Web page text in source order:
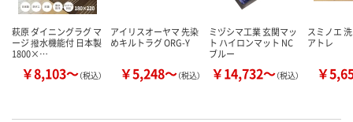
萩原 ダイニングラグ マ
ージ 撥水機能付 日本製
1800×…
￥8,103～（税込）
アイリスオーヤマ 先染
めキルトラグ ORG-Y
￥5,248～（税込）
ミヅシマ工業 玄関マッ
ト ハイロンマット NC
ブルー
￥14,732～（税込）
スミノエ
アトレ
￥